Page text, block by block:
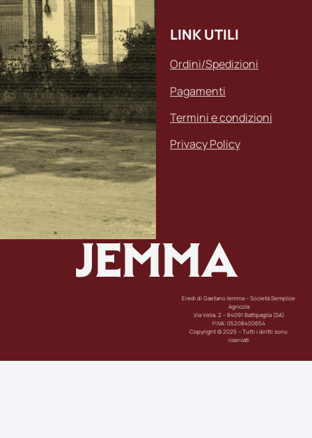
LINK UTILI
Ordini/Spedizioni
Pagamenti
Termini e condizioni
Privacy Policy
JEMMA
Eredi di Gaetano Iemma – Società Semplice
Agricola
Via Velia, 2 – 84091 Battipaglia (SA)
P.IVA: 05208400654
Copyright © 2025 – Tutti i diritti sono
riservati